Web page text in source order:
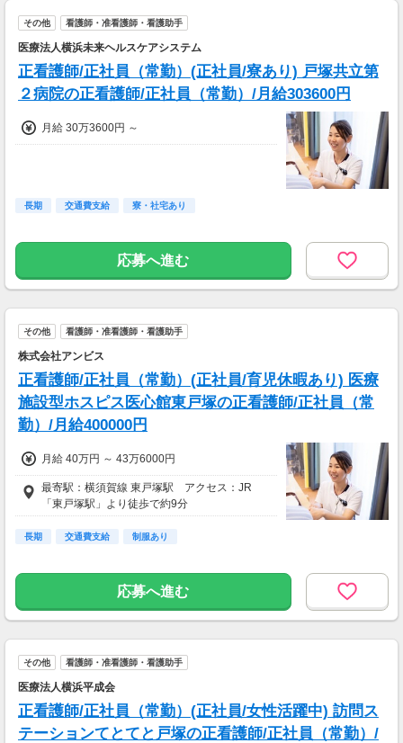
その他 看護師・准看護師・看護助手
医療法人横浜未来ヘルスケアシステム
正看護師/正社員（常勤）(正社員/寮あり) 戸塚共立第
２病院の正看護師/正社員（常勤）/月給303600円
月給 30万3600円 ～
長期 交通費支給 寮・社宅あり
応募へ進む
その他 看護師・准看護師・看護助手
株式会社アンビス
正看護師/正社員（常勤）(正社員/育児休暇あり) 医療
施設型ホスピス医心館東戸塚の正看護師/正社員（常
勤）/月給400000円
月給 40万円 ～ 43万6000円
最寄駅：横須賀線 東戸塚駅 アクセス：JR
「東戸塚駅」より徒歩で約9分
長期 交通費支給 制服あり
応募へ進む
その他 看護師・准看護師・看護助手
医療法人横浜平成会
正看護師/正社員（常勤）(正社員/女性活躍中) 訪問ス
テーションてとてと戸塚の正看護師/正社員（常勤）/